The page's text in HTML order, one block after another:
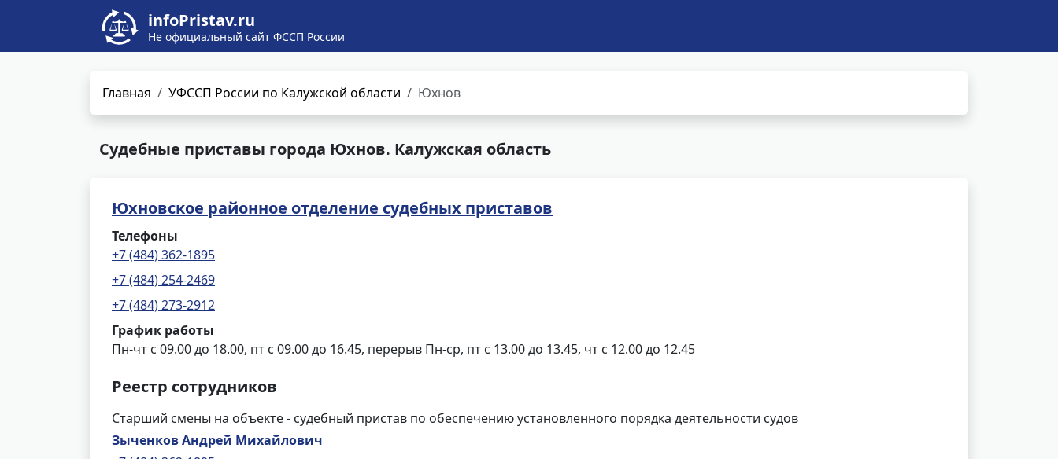
infoPristav.ru
Не официальный сайт ФССП России
Главная УФССП России по Калужской области Юхнов
Судебные приставы города Юхнов. Калужская область
Юхновское районное отделение судебных приставов
Телефоны
+7 (484) 362-1895
+7 (484) 254-2469
+7 (484) 273-2912
График работы
Пн-чт с 09.00 до 18.00, пт с 09.00 до 16.45, перерыв Пн-ср, пт с 13.00 до 13.45, чт с 12.00 до 12.45
Реестр сотрудников
Старший смены на объекте - судебный пристав по обеспечению установленного порядка деятельности судов
Зыченков Андрей Михайлович